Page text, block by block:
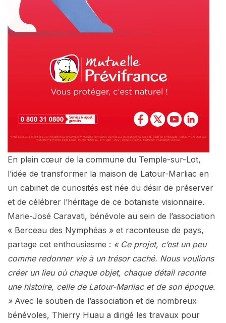
En plein cœur de la commune du Temple-sur-Lot,
l’idée de transformer la maison de Latour-Marliac en
un cabinet de curiosités est née du désir de préserver
et de célébrer l’héritage de ce botaniste visionnaire.
Marie-José Caravati, bénévole au sein de l’association
« Berceau des Nymphéas » et raconteuse de pays,
partage cet enthousiasme : « Ce projet, c’est un peu
comme redonner vie à un trésor caché. Nous voulions
créer un lieu où chaque objet, chaque détail raconte
une histoire, celle de Latour-Marliac et de son époque.
» Avec le soutien de l’association et de nombreux
bénévoles, Thierry Huau a dirigé les travaux pour